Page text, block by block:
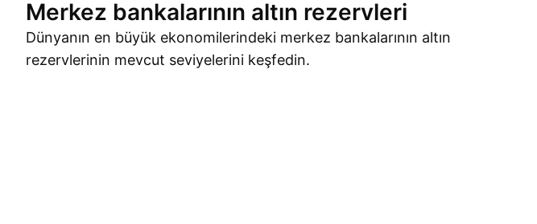
Merkez bankalarının altın rezervleri
Dünyanın en büyük ekonomilerindeki merkez bankalarının altın
rezervlerinin mevcut seviyelerini keşfedin.